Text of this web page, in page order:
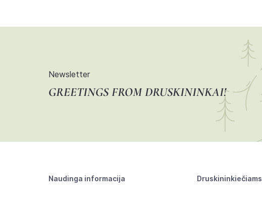
Newsletter
GREETINGS FROM DRUSKININKAI!
Naudinga informacija Druskininkiečiams